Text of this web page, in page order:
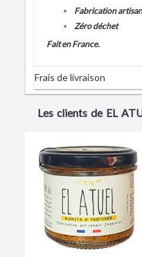
Fabrication
Zéro déchet
Fait en France.
Frais de livraison
Les clients de EL